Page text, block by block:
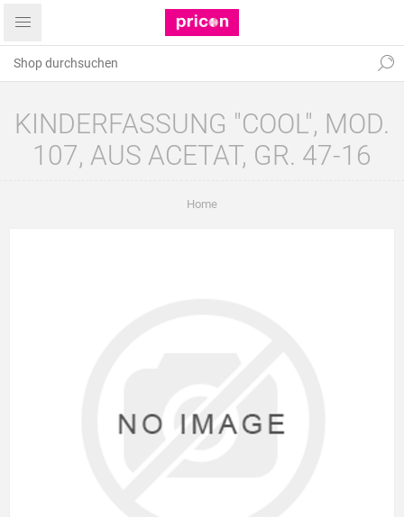
KINDERFASSUNG "COOL", MOD.
107, AUS ACETAT, GR. 47-16
Home